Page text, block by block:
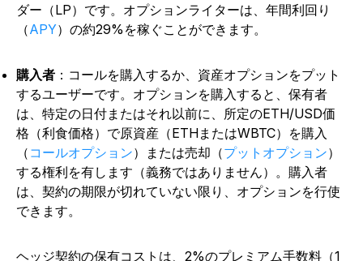
ダー（LP）です。オプションライターは、年間利回り
（APY）の約29%を稼ぐことができます。
購入者 ：コールを購入するか、資産オプションをプット
するユーザーです。オプションを購入すると、保有者
は、特定の日付またはそれ以前に、所定のETH/USD価
格（利食価格）で原資産（ETHまたはWBTC）を購入
（ コールオプション）または売却（プットオプション）
する権利を有します（義務ではありません）。購入者
は、契約の期限が切れていない限り、オプションを行使
できます。
ヘッジ契約の保有コストは、2%のプレミアム手数料（1